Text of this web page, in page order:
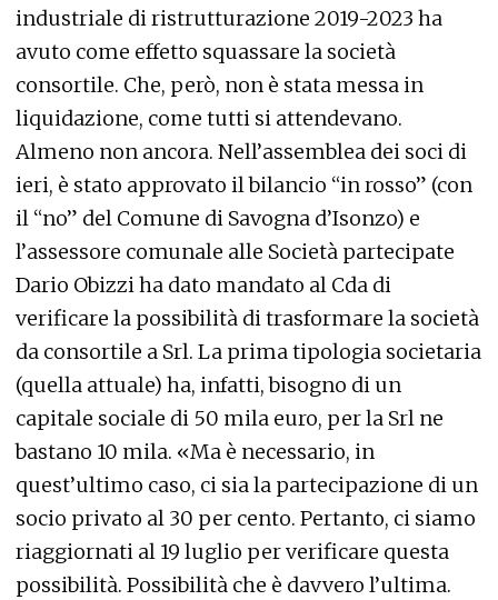
industriale di ristrutturazione 2019-2023 ha
avuto come effetto squassare la società
consortile. Che, però, non è stata messa in
liquidazione, come tutti si attendevano.
Almeno non ancora. Nell’assemblea dei soci di
ieri, è stato approvato il bilancio “in rosso” (con
il “no” del Comune di Savogna d’Isonzo) e
l’assessore comunale alle Società partecipate
Dario Obizzi ha dato mandato al Cda di
verificare la possibilità di trasformare la società
da consortile a Srl. La prima tipologia societaria
(quella attuale) ha, infatti, bisogno di un
capitale sociale di 50 mila euro, per la Srl ne
bastano 10 mila. «Ma è necessario, in
quest’ultimo caso, ci sia la partecipazione di un
socio privato al 30 per cento. Pertanto, ci siamo
riaggiornati al 19 luglio per verificare questa
possibilità. Possibilità che è davvero l’ultima.